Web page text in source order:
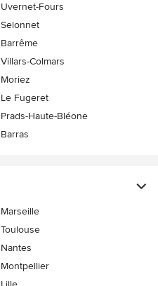
Uvernet-Fours
Selonnet
Barrême
Villars-Colmars
Moriez
Le Fugeret
Prads-Haute-Bléone
Barras
Marseille
Toulouse
Nantes
Montpellier